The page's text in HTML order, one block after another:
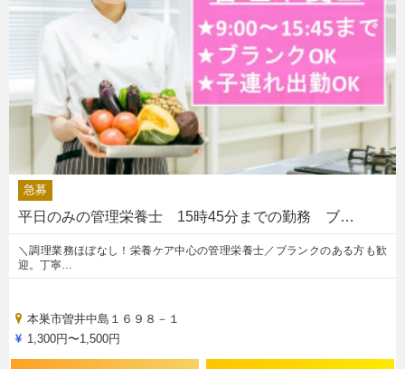
急募
平日のみの管理栄養士 15時45分までの勤務 ブ…
＼調理業務ほぼなし！栄養ケア中心の管理栄養士／ブランクのある方も歓
迎。丁寧…
本巣市曽井中島１６９８－１
1,300円〜1,500円